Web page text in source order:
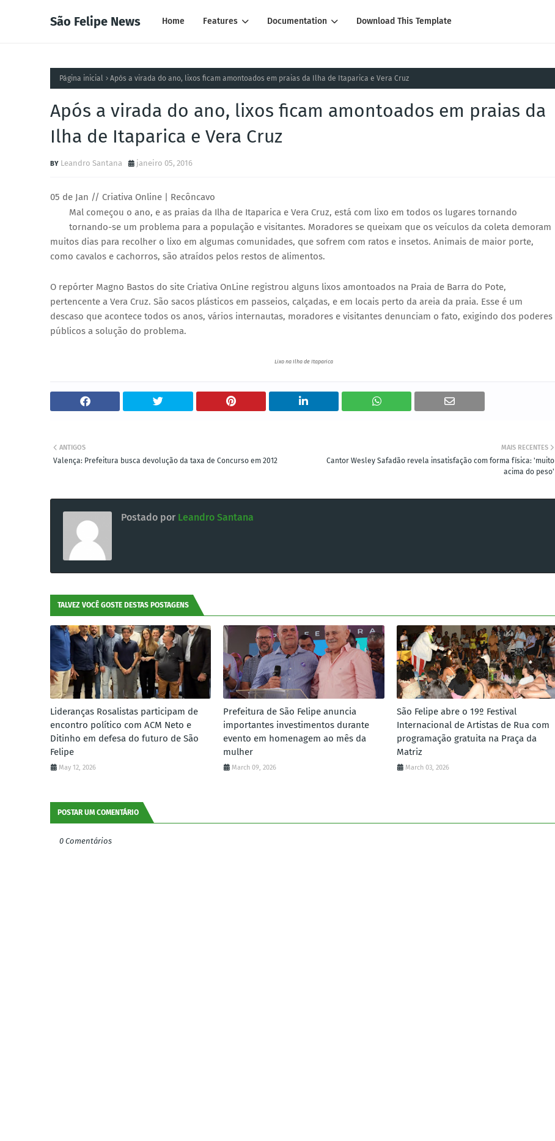
São Felipe News Home Features Documentation Download This Template
Página inicial Após a virada do ano, lixos ficam amontoados em praias da Ilha de Itaparica e Vera Cruz
Após a virada do ano, lixos ficam amontoados em praias da
Ilha de Itaparica e Vera Cruz
Leandro Santana janeiro 05, 2016
05 de Jan // Criativa Online | Recôncavo
Mal começou o ano, e as praias da Ilha de Itaparica e Vera Cruz, está com lixo em todos os lugares tornando
tornando-se um problema para a população e visitantes. Moradores se queixam que os veículos da coleta demoram
muitos dias para recolher o lixo em algumas comunidades, que sofrem com ratos e insetos. Animais de maior porte,
como cavalos e cachorros, são atraídos pelos restos de alimentos.
O repórter Magno Bastos do site Criativa OnLine registrou alguns lixos amontoados na Praia de Barra do Pote,
pertencente a Vera Cruz. São sacos plásticos em passeios, calçadas, e em locais perto da areia da praia. Esse é um
descaso que acontece todos os anos, vários internautas, moradores e visitantes denunciam o fato, exigindo dos poderes
públicos a solução do problema.
Lixo na Ilha de Itaparica
MAIS RECENTES
Cantor Wesley Safadão revela insatisfação com forma física: 'muito
acima do peso'
ANTIGOS
Valença: Prefeitura busca devolução da taxa de Concurso em 2012
Postado por Leandro Santana
TALVEZ VOCÊ GOSTE DESTAS POSTAGENS
Lideranças Rosalistas participam de
encontro político com ACM Neto e
Ditinho em defesa do futuro de São
Felipe
May 12, 2026
Prefeitura de São Felipe anuncia
importantes investimentos durante
evento em homenagem ao mês da
mulher
March 09, 2026
São Felipe abre o 19º Festival
Internacional de Artistas de Rua com
programação gratuita na Praça da
Matriz
March 03, 2026
POSTAR UM COMENTÁRIO
0 Comentários